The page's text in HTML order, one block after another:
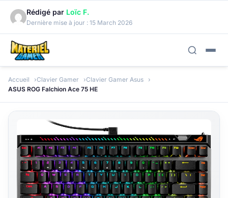
Rédigé par Loïc F.
Dernière mise à jour : 15 March 2026
Accueil Clavier Gamer
Clavier Gamer Asus
ASUS ROG Falchion Ace 75 HE